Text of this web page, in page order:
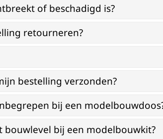
of beschadigd is?
retourneren?
bestelling verzonden?
bij een
bouwlevel bij een modelbouwkit?